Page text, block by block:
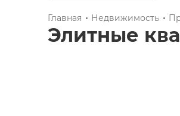
Главная Недвижимость
Элитные